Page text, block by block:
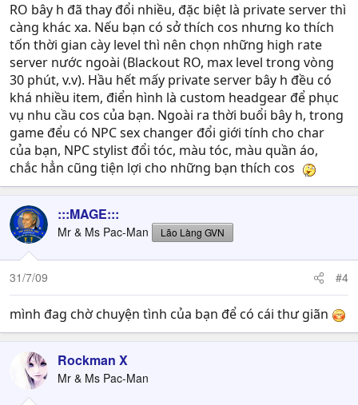
RO bây h đã thay đổi nhiều, đặc biệt là private server thì
càng khác xa. Nếu bạn có sở thích cos nhưng ko thích
tốn thời gian cày level thì nên chọn những high rate
server nước ngoài (Blackout RO, max level trong vòng
30 phút, v.v). Hầu hết mấy private server bây h đều có
khá nhiều item, điển hình là custom headgear để phục
vụ nhu cầu cos của bạn. Ngoài ra thời buổi bây h, trong
game đểu có NPC sex changer đổi giới tính cho char
của bạn, NPC stylist đổi tóc, màu tóc, màu quần áo,
chắc hẳn cũng tiện lợi cho những bạn thích cos
:::MAGE:::
Mr & Ms Pac-Man Lão Làng GVN
31/7/09 #4
mình đag chờ chuyện tình của bạn để có cái thư giãn
Rockman X
Mr & Ms Pac-Man